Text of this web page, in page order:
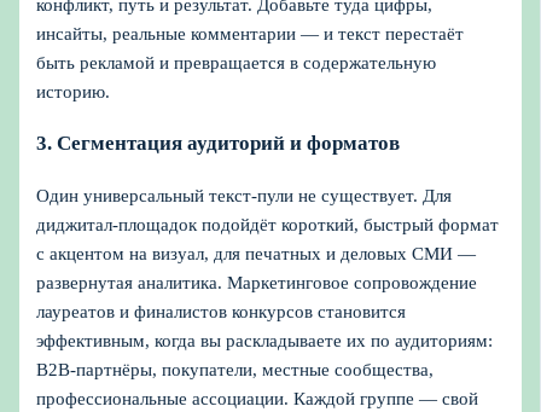
конфликт, путь и результат. Добавьте туда цифры,
инсайты, реальные комментарии — и текст перестаёт
быть рекламой и превращается в содержательную
историю.
3. Сегментация аудиторий и форматов
Один универсальный текст-пули не существует. Для
диджитал-площадок подойдёт короткий, быстрый формат
с акцентом на визуал, для печатных и деловых СМИ —
развернутая аналитика. Маркетинговое сопровождение
лауреатов и финалистов конкурсов становится
эффективным, когда вы раскладываете их по аудиториям:
B2B-партнёры, покупатели, местные сообщества,
профессиональные ассоциации. Каждой группе — свой